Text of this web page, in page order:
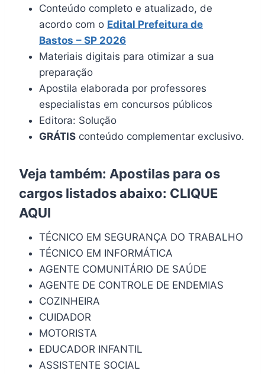
Conteúdo completo e atualizado, de
acordo com o Edital Prefeitura de
Bastos – SP 2026
Materiais digitais para otimizar a sua
preparação
Apostila elaborada por professores
especialistas em concursos públicos
Editora: Solução
GRÁTIS conteúdo complementar exclusivo.
Veja também: Apostilas para os
cargos listados abaixo: CLIQUE
AQUI
TÉCNICO EM SEGURANÇA DO TRABALHO
TÉCNICO EM INFORMÁTICA
AGENTE COMUNITÁRIO DE SAÚDE
AGENTE DE CONTROLE DE ENDEMIAS
COZINHEIRA
CUIDADOR
MOTORISTA
EDUCADOR INFANTIL
ASSISTENTE SOCIAL